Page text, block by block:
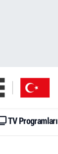
TV Programları
Vakitleri